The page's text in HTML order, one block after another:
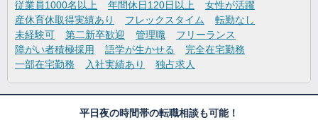
従業員1000名以上
年間休日120日以上
女性が活躍
産休育休取得実績あり
フレックスタイム
転勤なし
未経験可
第二新卒歓迎 管理職
フリーランス
障がい者積極採用
語学が生かせる
完全在宅勤務
一部在宅勤務
入社実績あり 独占求人
平日夜の時間帯の転職相談も可能！